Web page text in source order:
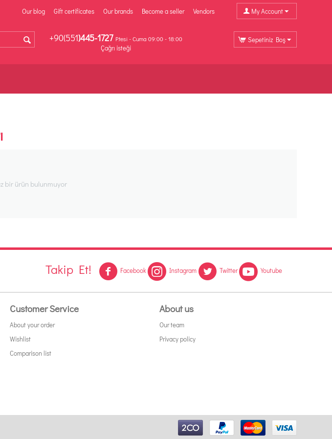
Our blog Gift certificates Our brands Become a seller Vendors My Account
+90(551)445-1727 P.tesi - Cuma 09:00 - 18:00
Çağrı isteği
Sepetiniz Boş
bir ürün bulunmuyor
Takip Et! Facebook Instagram Twitter Youtube
Customer Service
About your order
Wishlist
Comparison list
About us
Our team
Privacy policy